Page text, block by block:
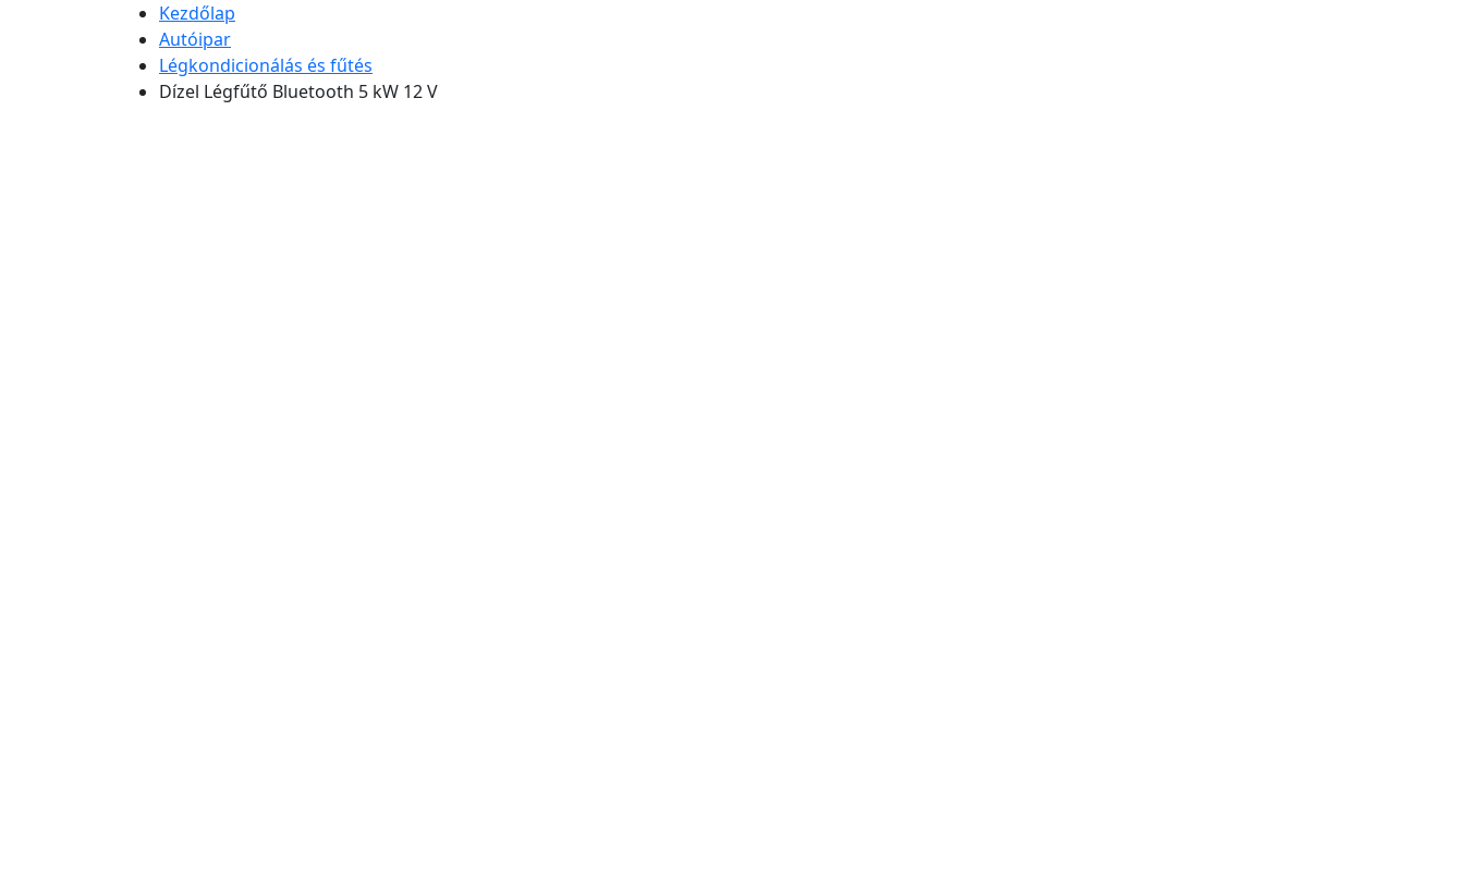
Kezdőlap
Autóipar
Légkondicionálás és fűtés
Dízel Légfűtő Bluetooth 5 kW 12 V